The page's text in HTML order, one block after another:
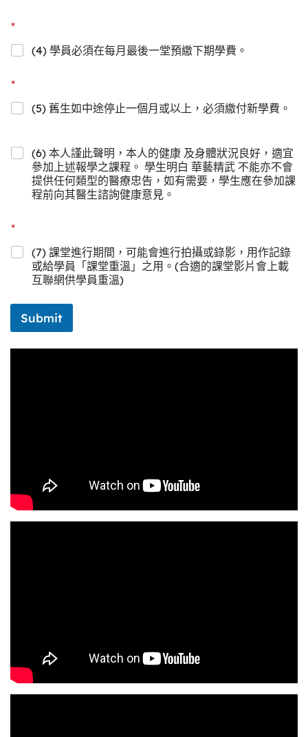
*
(4) 學員必須在每月最後一堂預繳下期學費。
*
(5) 舊生如中途停止一個月或以上，必須繳付新學費。
(6) 本人謹此聲明，本人的健康 及身體狀況良好，適宜
參加上述報學之課程。 學生明白 華藝精武 不能亦不會
提供任何類型的醫療忠告，如有需要，學生應在參加課
程前向其醫生諮詢健康意見。
*
(7) 課堂進行期間，可能會進行拍攝或錄影，用作記錄
或給學員「課堂重溫」之用。(合適的課堂影片會上載
互聯網供學員重溫)
Submit